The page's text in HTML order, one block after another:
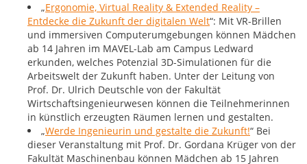
„Ergonomie, Virtual Reality & Extended Reality –
Entdecke die Zukunft der digitalen Welt“: Mit VR-Brillen
und immersiven Computerumgebungen können Mädchen
ab 14 Jahren im MAVEL-Lab am Campus Ledward
erkunden, welches Potenzial 3D-Simulationen für die
Arbeitswelt der Zukunft haben. Unter der Leitung von
Prof. Dr. Ulrich Deutschle von der Fakultät
Wirtschaftsingenieurwesen können die Teilnehmerinnen
in künstlich erzeugten Räumen lernen und gestalten.
„Werde Ingenieurin und gestalte die Zukunft!“ Bei
dieser Veranstaltung mit Prof. Dr. Gordana Krüger von der
Fakultät Maschinenbau können Mädchen ab 15 Jahren